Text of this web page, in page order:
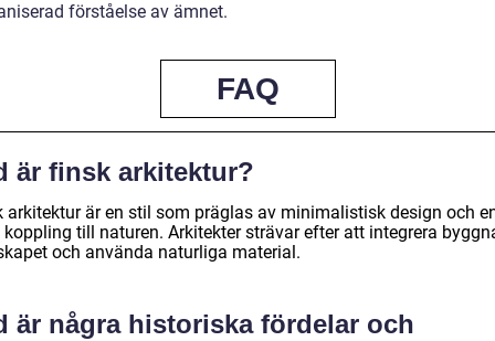
förståelse av ämnet.
FAQ
är finsk arkitektur?
arkitektur är en stil som präglas av minimalistisk design och
koppling till naturen. Arkitekter strävar efter att integrera
och använda naturliga material.
är några historiska fördelar och